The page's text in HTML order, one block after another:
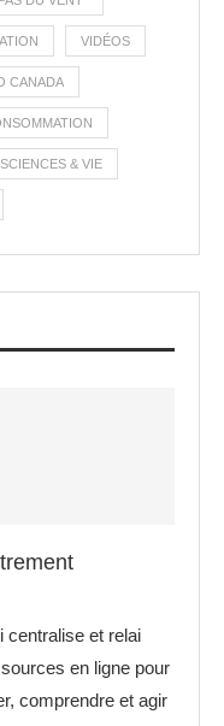
VIDÉOS
CANADA
SCIENCES & VIE
centralise et relai
en ligne pour
comprendre et agir